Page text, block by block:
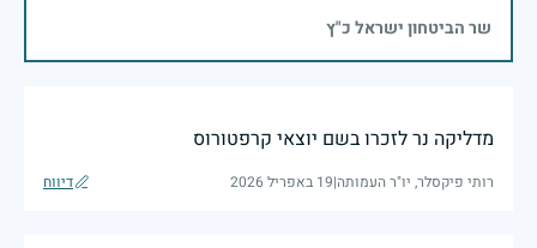
שר הביטחון ישראל כ"ץ
מדליקה נר לזכרו בשם יוצאי קרפטורוס
רותי פיקסלר, יו"ר העמותה|19 באפריל 2026 דיווח